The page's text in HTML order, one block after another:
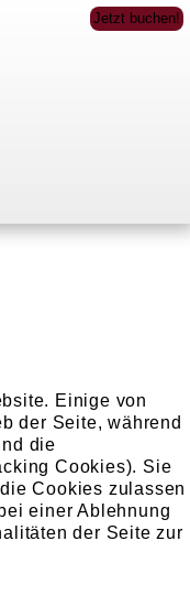
Jetzt buchen!
kosmetik.de
Einige von
der Seite, während
die
Cookies). Sie
Cookies zulassen
einer Ablehnung
der Seite zur